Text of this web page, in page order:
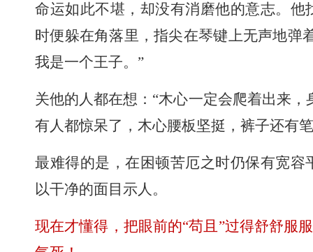
命运如此不堪，却没有消磨他的意志。
时便躲在角落里，指尖在琴键上无声地弹
我是一个王子。”
关他的人都在想：“木心一定会爬着出来
有人都惊呆了，木心腰板坚挺，裤子还有
最难得的是，在困顿苦厄之时仍保有宽
以干净的面目示人。
现在才懂得，把眼前的“苟且”过得舒舒服